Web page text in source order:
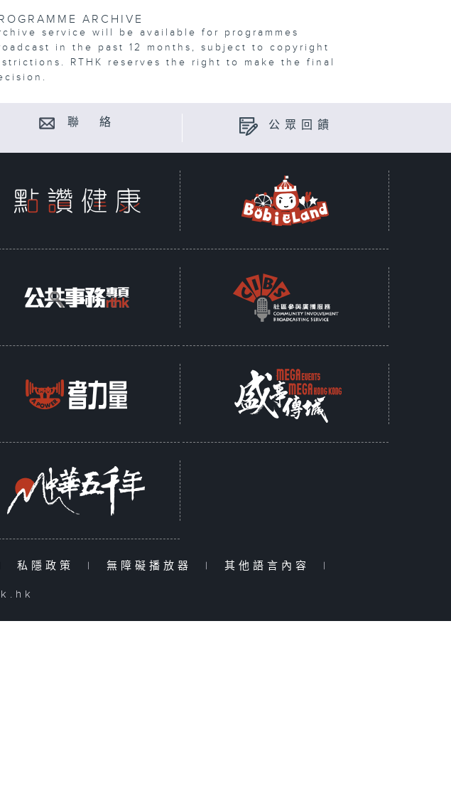
ARCHIVE
service will be available for programmes
in the past 12 months, subject to copyright
RTHK reserves the right to make the final
聯 絡 公眾回饋
私隱政策 | 無障礙播放器 | 其他語言內容 |